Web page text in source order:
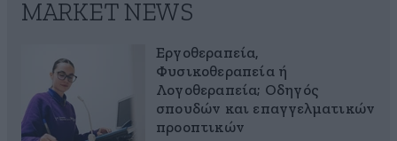
MARKET NEWS
Εργοθεραπεία,
Φυσικοθεραπεία ή
Λογοθεραπεία; Οδηγός
σπουδών και επαγγελματικών
προοπτικών